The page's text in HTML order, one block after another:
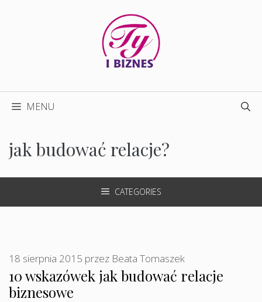
MENU
jak budować relacje?
CATEGORIES
10 wskazówek jak budować relacje
biznesowe
18 sierpnia 2015 przez Beata Tomaszek